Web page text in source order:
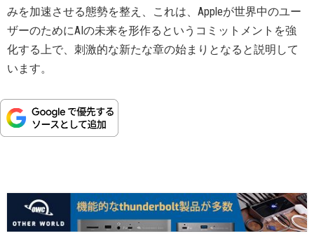
みを加速させる態勢を整え、これは、Appleが世界中のユー
ザーのためにAIの未来を形作るというコミットメントを強
化する上で、刺激的な新たな章の始まりとなると説明して
います。